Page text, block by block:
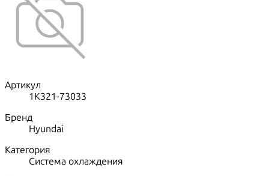
Артикул
1K321-73033
Бренд
Hyundai
Категория
Система охлаждения